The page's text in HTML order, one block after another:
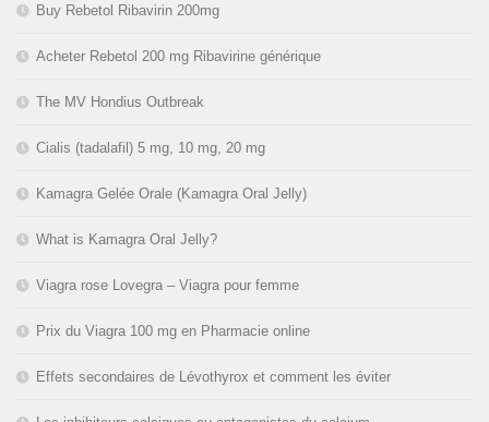
Buy Rebetol Ribavirin 200mg
Acheter Rebetol 200 mg Ribavirine générique
The MV Hondius Outbreak
Cialis (tadalafil) 5 mg, 10 mg, 20 mg
Kamagra Gelée Orale (Kamagra Oral Jelly)
What is Kamagra Oral Jelly?
Viagra rose Lovegra – Viagra pour femme
Prix du Viagra 100 mg en Pharmacie online
Effets secondaires de Lévothyrox et comment les éviter